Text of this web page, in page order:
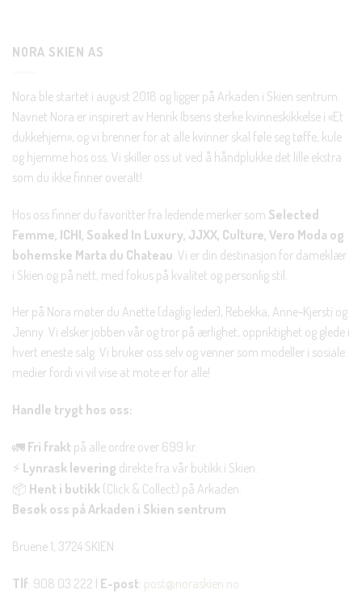
NORA SKIEN AS
Nora ble startet i august 2018 og ligger på Arkaden i Skien sentrum.
Navnet Nora er inspirert av Henrik Ibsens sterke kvinneskikkelse i «Et
dukkehjem», og vi brenner for at alle kvinner skal føle seg tøffe, kule
og hjemme hos oss. Vi skiller oss ut ved å håndplukke det lille ekstra
som du ikke finner overalt!
Hos oss finner du favoritter fra ledende merker som Selected
Femme, ICHI, Soaked In Luxury, JJXX, Culture, Vero Moda og
bohemske Marta du Chateau . Vi er din destinasjon for dameklær
i Skien og på nett, med fokus på kvalitet og personlig stil.
Her på Nora møter du Anette (daglig leder), Rebekka, Anne-Kjersti og
Jenny. Vi elsker jobben vår og tror på ærlighet, oppriktighet og glede i
hvert eneste salg. Vi bruker oss selv og venner som modeller i sosiale
medier fordi vi vil vise at mote er for alle!
Handle trygt hos oss:
🚛 Fri frakt på alle ordre over 699 kr.
⚡ Lynrask levering direkte fra vår butikk i Skien.
📦 Hent i butikk (Click & Collect) på Arkaden.
Besøk oss på Arkaden i Skien sentrum
Bruene 1, 3724 SKIEN
Tlf: 908 03 222 | E-post: post@noraskien.no